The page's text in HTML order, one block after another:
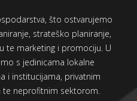
što ostvarujemo
strateško planiranje,
te marketing i promociju. U
s jedinicama lokalne
i institucijama, privatnim
te neprofitnim sektorom.